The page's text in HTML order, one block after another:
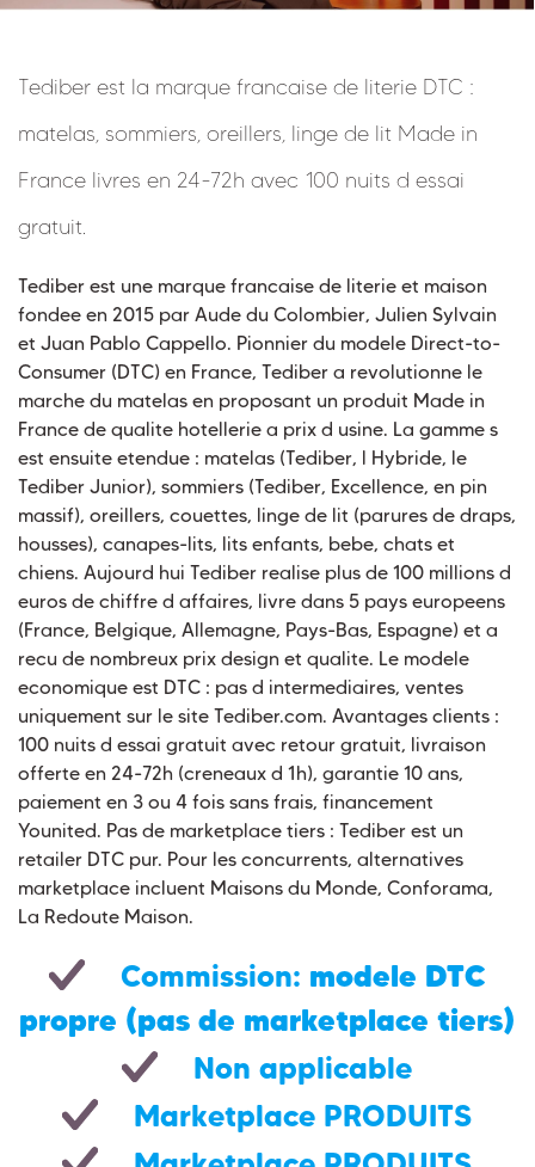
Tediber est la marque francaise de literie DTC :
matelas, sommiers, oreillers, linge de lit Made in
France livres en 24-72h avec 100 nuits d essai
gratuit.
Tediber est une marque francaise de literie et maison
fondee en 2015 par Aude du Colombier, Julien Sylvain
et Juan Pablo Cappello. Pionnier du modele Direct-to-
Consumer (DTC) en France, Tediber a revolutionne le
marche du matelas en proposant un produit Made in
France de qualite hotellerie a prix d usine. La gamme s
est ensuite etendue : matelas (Tediber, l Hybride, le
Tediber Junior), sommiers (Tediber, Excellence, en pin
massif), oreillers, couettes, linge de lit (parures de draps,
housses), canapes-lits, lits enfants, bebe, chats et
chiens. Aujourd hui Tediber realise plus de 100 millions d
euros de chiffre d affaires, livre dans 5 pays europeens
(France, Belgique, Allemagne, Pays-Bas, Espagne) et a
recu de nombreux prix design et qualite. Le modele
economique est DTC : pas d intermediaires, ventes
uniquement sur le site Tediber.com. Avantages clients :
100 nuits d essai gratuit avec retour gratuit, livraison
offerte en 24-72h (creneaux d 1h), garantie 10 ans,
paiement en 3 ou 4 fois sans frais, financement
Younited. Pas de marketplace tiers : Tediber est un
retailer DTC pur. Pour les concurrents, alternatives
marketplace incluent Maisons du Monde, Conforama,
La Redoute Maison.
Commission: modele DTC
propre (pas de marketplace tiers)
Non applicable
Marketplace PRODUITS